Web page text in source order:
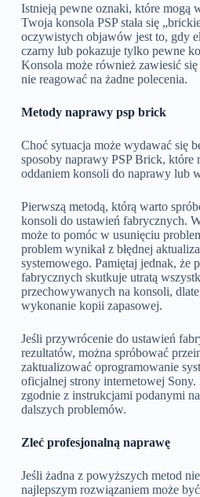
Istnieją pewne oznaki, które mogą
Twoja konsola PSP stała się
oczywistych objawów jest to, gdy
czarny lub pokazuje tylko pewne
Konsola może również zawiesić
nie reagować na żadne polecenia.
Metody naprawy psp brick
Choć sytuacja może wydawać się
sposoby naprawy PSP Brick, które
oddaniem konsoli do naprawy lub
Pierwszą metodą, którą warto
konsoli do ustawień fabrycznych.
może to pomóc w usunięciu
problem wynikał z błędnej
systemowego. Pamiętaj jednak, że
fabrycznych skutkuje utratą
przechowywanych na konsoli,
wykonanie kopii zapasowej.
Jeśli przywrócenie do ustawień
rezultatów, można spróbować
zaktualizować oprogramowanie
oficjalnej strony internetowej Sony.
zgodnie z instrukcjami podanymi
dalszych problemów.
Zleć profesjonalną naprawę
Jeśli żadna z powyższych metod
najlepszym rozwiązaniem może